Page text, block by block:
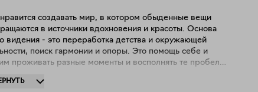
создавать мир, в котором обыденные вещи
в источники вдохновения и красоты. Основа
видения - это переработка детства и окружающей
поиск гармонии и опоры. Это помощь себе и
проживать разные моменты и восполнять те пробелы
продолжать жить в розовых очках. Можно просто